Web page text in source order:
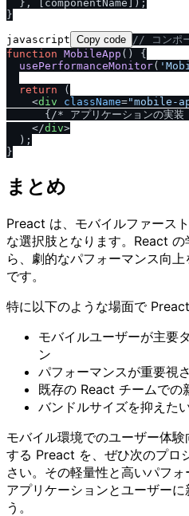
  }, [componentName]);
javascript Copy code // コンポ
function MobileApp ( ) {
usePerformanceMonitor(
return (
<div className="mobile-
      {
/* アプリケーションの実
</div>
  );
まとめ
Preact は、モバイルファース
な選択肢となります。React
ら、劇的なパフォーマンス向
です。
特に以下のような場面で
モバイルユーザーが主要
ン
パフォーマンスが重要視
既存の React チームでの
バンドルサイズを抑えた
モバイル環境でのユーザー体
する Preact を、ぜひ次のプロ
さい。その軽量性と高いパフ
アプリケーションとユーザー
う。